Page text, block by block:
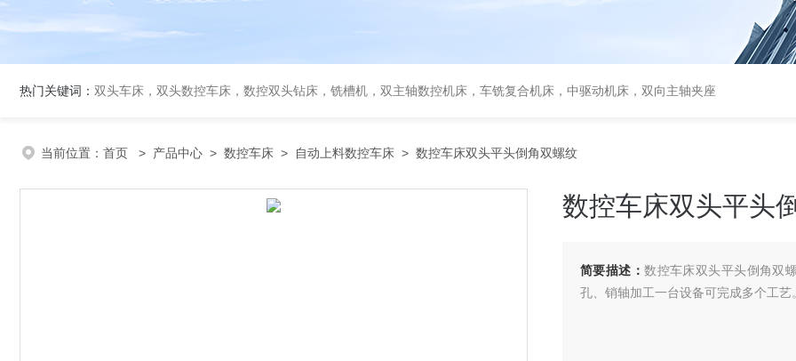
热门关键词： 双头车床，双头数控车床，数控双头钻床，铣槽机，双主轴数控机床，车铣复合机床，中驱动机床，双向主轴夹座
当前位置： 首页 > 产品中心 > 数控车床 > 自动上料数控车床 > 数控车床双头平头倒角双螺纹
数控车床双头平头
简要描述：数控车床双头平头倒角双
孔、销轴加工一台设备可完成多个工艺